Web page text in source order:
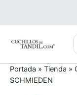
contenido
Portada » Tienda »
SCHMIEDEN